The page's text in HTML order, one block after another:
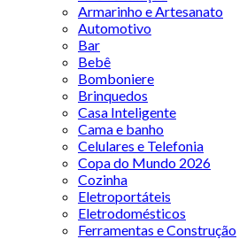
Armarinho e Artesanato
Automotivo
Bar
Bebê
Bomboniere
Brinquedos
Casa Inteligente
Cama e banho
Celulares e Telefonia
Copa do Mundo 2026
Cozinha
Eletroportáteis
Eletrodomésticos
Ferramentas e Construção